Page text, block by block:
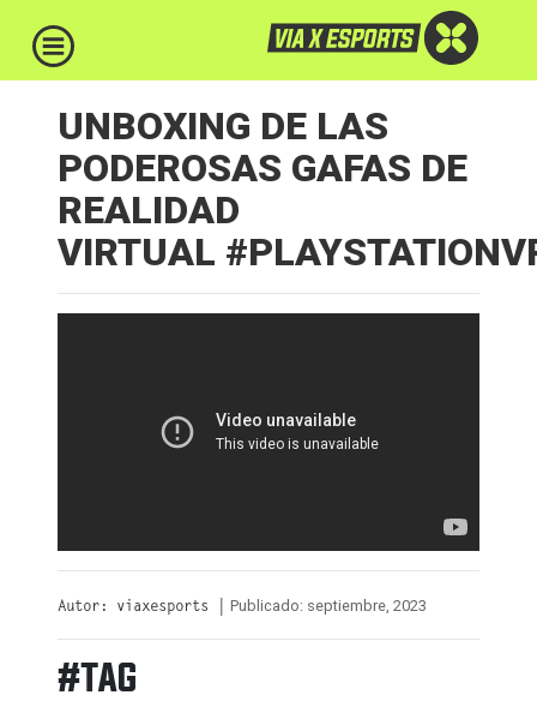
UNBOXING DE LAS
PODEROSAS GAFAS DE
REALIDAD
VIRTUAL
Autor: viaxesports | Publicado: septiembre, 2023
#TAG